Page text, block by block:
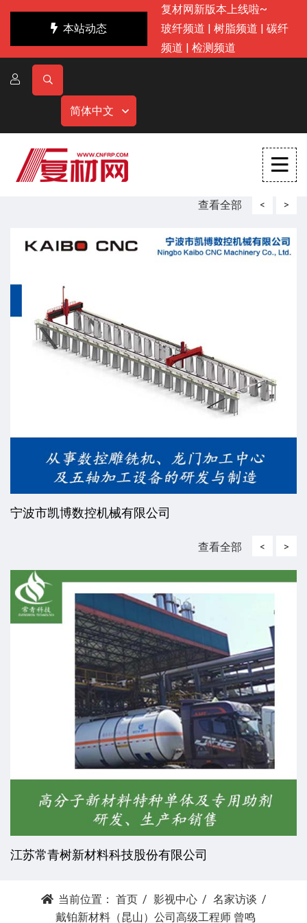
本站动态
复材网新版本上线啦~
玻纤频道 | 树脂频道 | 碳纤
频道 | 检测频道
简体中文
查看全部 <
宁波市凯博数控机械有限公司
>
查看全部 <
江苏常青树新材料科技股份有限公司
>
当前位置： 首页 影视中心
名家访谈
戴铂新材料（昆山）公司高级工程师 曾鸣